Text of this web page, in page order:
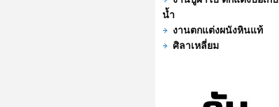
น้ำ
งานตกแต่งผนังหินแท้
ศิลาเหลี่ยม